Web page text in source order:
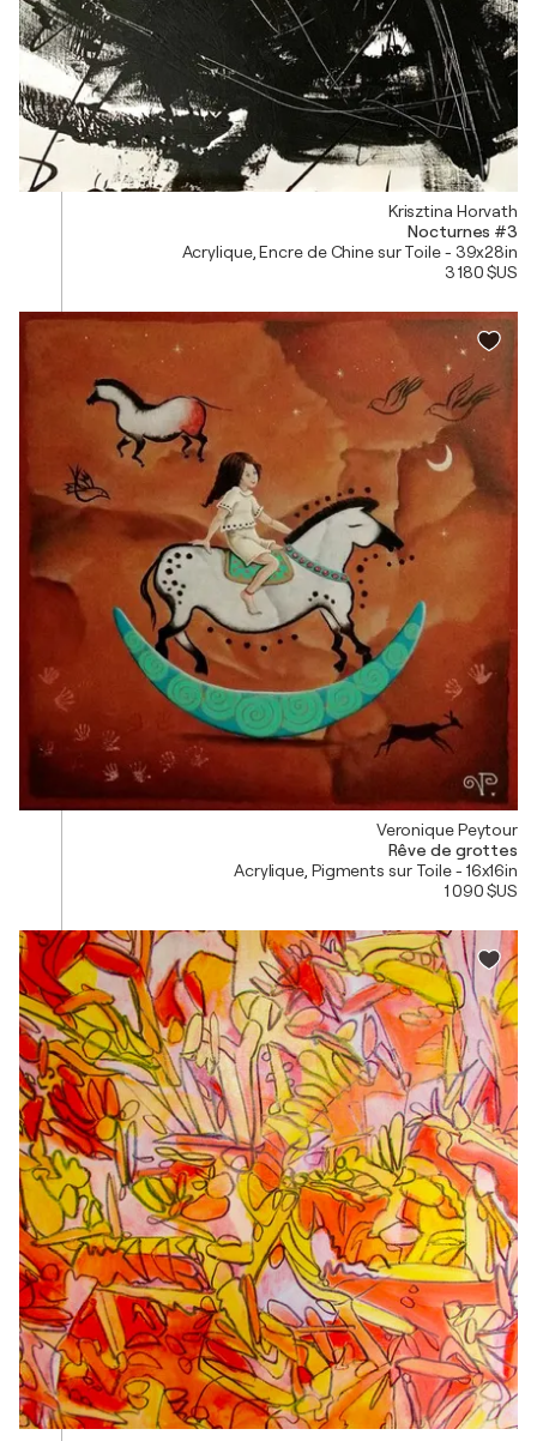
Krisztina Horvath
Nocturnes #3
Acrylique, Encre de Chine sur Toile - 39x28in
3 180 $US
Veronique Peytour
Rêve de grottes
Acrylique, Pigments sur Toile - 16x16in
1 090 $US